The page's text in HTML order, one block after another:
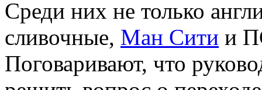
Среди них не только
сливочные, Ман Сити и
Поговаривают, что